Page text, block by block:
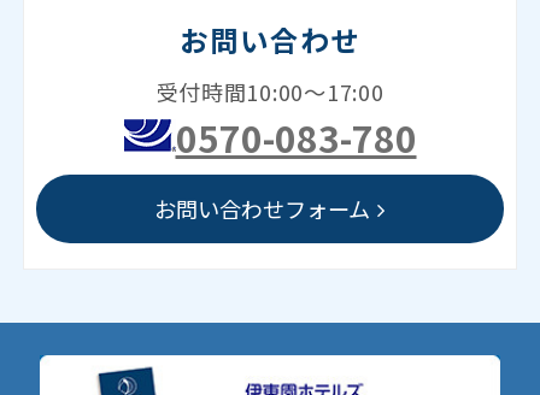
お問い合わせ
受付時間10:00～17:00
0570-083-780
お問い合わせフォーム